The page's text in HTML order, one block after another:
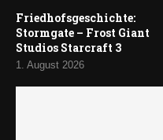
Friedhofsgeschichte:
Stormgate – Frost Giant
Studios Starcraft 3
1. August 2026